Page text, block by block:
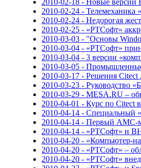
2010-02-18 - Новые версии
2010-02-24 -
2010-02-24 - Недорогая
2010-02-25 - «РТСофт»
2010-03-03 - "Основы
2010-03-04 - «РТСофт»
2010-03-04 - 3 версии
2010-03-05 - Промышленные
2010-03-17 - Решения
2010-03-23 - Руководство
2010-03-29 - MESA.RU –
2010-04-01 - Курс по Citect
2010-04-14 - Специальный
2010-04-14 - Первый AMC-
2010-04-14 - «РТСофт» и
2010-04-20 - «Компьютер-
2010-04-20 - «РТСофт» –
2010-04-20 - «РТСофт»